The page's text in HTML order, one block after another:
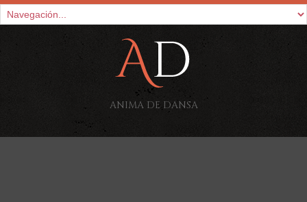
ANIMA DE DANSA